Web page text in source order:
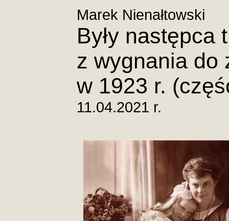
Marek Nienałtowski
Były następca
z wygnania do
w 1923 r.
11.04.2021 r.